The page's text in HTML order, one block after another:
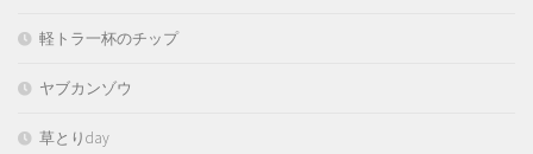
軽トラ一杯のチップ
ヤブカンゾウ
草とりday